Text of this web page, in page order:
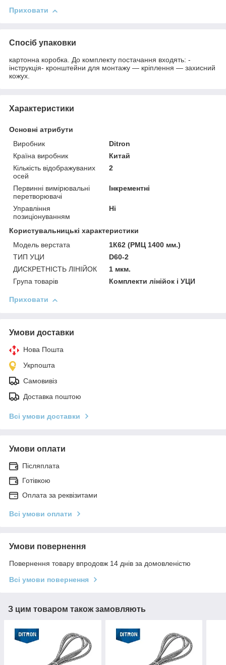
Приховати
Спосіб упаковки
картонна коробка. До комплекту постачання входять: -
інструкція- кронштейни для монтажу — кріплення — захисний
кожух.
Характеристики
Основні атрибути
Виробник
Ditron
Країна виробник
Китай
Кількість відображуваних
осей
2
Первинні вимірювальні
перетворювачі
Інкрементні
Управління
позиціонуванням
Ні
Користувальницькі характеристики
Модель верстата
1К62 (РМЦ 1400 мм.)
ТИП УЦИ
D60-2
ДИСКРЕТНІСТЬ ЛІНІЙОК
1 мкм.
Група товарів
Комплекти лінійок і УЦИ
Приховати
Умови доставки
Нова Пошта
Укрпошта
Самовивіз
Доставка поштою
Всі умови доставки
Умови оплати
Післяплата
Готівкою
Оплата за реквізитами
Всі умови оплати
Умови повернення
Повернення товару впродовж 14 днів за домовленістю
Всі умови повернення
З цим товаром також замовляють